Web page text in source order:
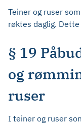
Teiner og ruser
røktes daglig.
§ 19
og
ruser
I teiner og ruser